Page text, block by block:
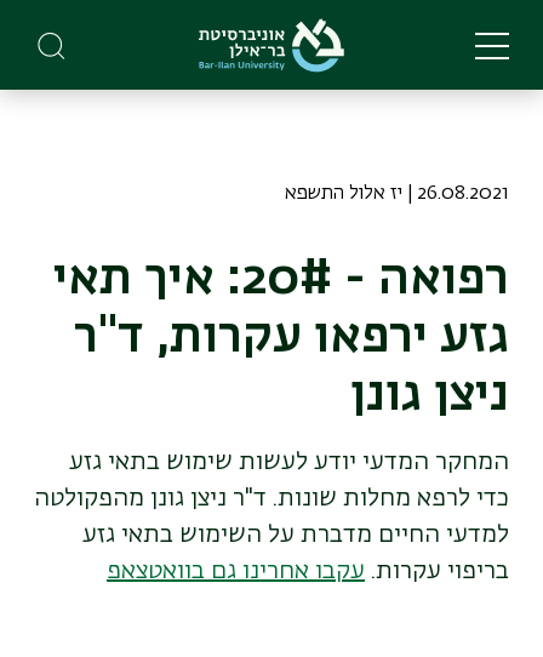
main
26.08.2021 | יז אלול התשפא
רפואה - 20#: איך תאי
גזע ירפאו עקרות, ד"ר
ניצן גונן
המחקר המדעי יודע לעשות שימוש בתאי גזע
כדי לרפא מחלות שונות. ד"ר ניצן גונן מהפקולטה
למדעי החיים מדברת על השימוש בתאי גזע
בריפוי עקרות. עקבו אחרינו גם בוואטצאפ